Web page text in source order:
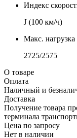
Индекс
J (100 км/ч)
Макс.
2725/2575
О товаре
Оплата
Наличный и
Доставка
Получение товара
терминала
Цена по запросу
Нет в наличии